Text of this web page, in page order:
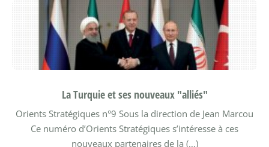
La Turquie et ses nouveaux "alliés"
Orients Stratégiques n°9 Sous la direction de Jean Marcou
Ce numéro d’Orients Stratégiques s’intéresse à ces
nouveaux partenaires de la (…)